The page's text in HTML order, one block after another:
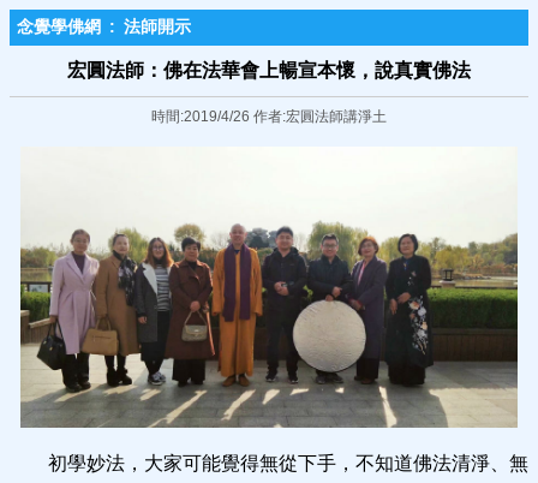
念覺學佛網 : 法師開示
宏圓法師：佛在法華會上暢宣本懷，說真實佛法
時間:2019/4/26 作者:宏圓法師講淨土
初學妙法，大家可能覺得無從下手，不知道佛法清淨、無